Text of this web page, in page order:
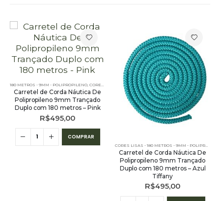
180 METROS - 9MM - POLIPROPILENO, CORES LISAS - 180 METROS - 9MM - POLIPROPILENO
Carretel de Corda Náutica De
Polipropileno 9mm Trançado
Duplo com 180 metros – Pink
R$495,00
COMPRAR
Carretel de Corda Náutica De
Polipropileno 9mm Trançado
Duplo com 180 metros – Azul
Tiffany
R$495,00